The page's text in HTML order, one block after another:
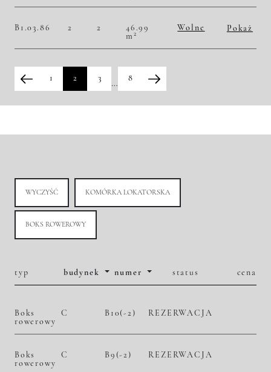
B1.03.86 2 2
46.99
m 2
Wolne
Pokaż
1 2 3
…
8
WYCZYŚĆ KOMÓRKA LOKATORSKA
BOKS ROWEROWY
typ budynek numer status cena
Boks
rowerowy
C B10(-2) REZERWACJA
Boks
rowerowy
C B9(-2) REZERWACJA